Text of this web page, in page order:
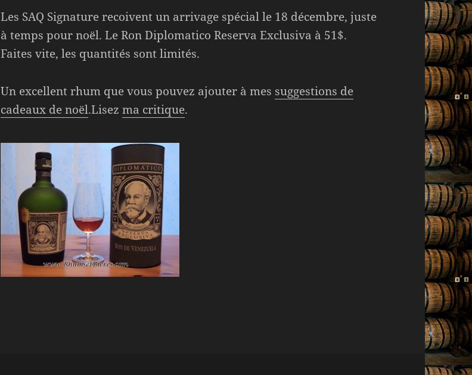
Les SAQ Signature recoivent un arrivage spécial le 18 décembre, juste
à temps pour noël. Le Ron Diplomatico Reserva Exclusiva à 51$.
Faites vite, les quantités sont limités.
Un excellent rhum que vous pouvez ajouter à mes suggestions de
cadeaux de noël.Lisezma critique.